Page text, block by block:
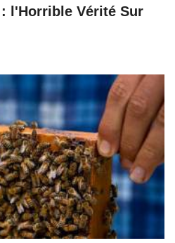
: l'Horrible Vérité Sur